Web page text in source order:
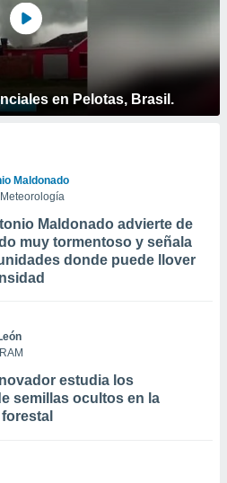
en Pelotas, Brasil.
Maldonado
Maldonado advierte de
muy tormentoso y señala
donde puede llover
estudia los
semillas ocultos en la